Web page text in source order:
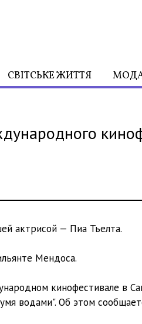
СВІТСЬКЕ ЖИТТЯ
актрисой — Пиа Тьелта.
Мендоса.
кинофестивале в
водами". Об этом